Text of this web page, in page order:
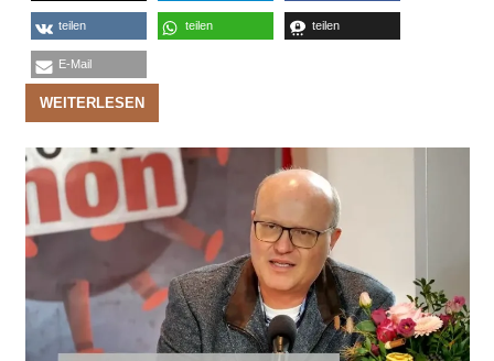
teilen teilen teilen
E-Mail
WEITERLESEN